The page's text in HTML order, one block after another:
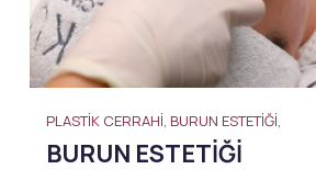
PLASTIK CERRAHI, BURUN ESTETIĞI,
BURUN ESTETIĞI